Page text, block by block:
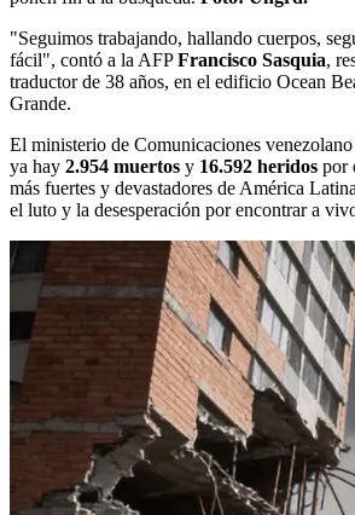
"Seguimos trabajando, hallando cuerpos,
fácil", contó a la AFPFrancisco Sasquia,
traductor de 38 años, en el edificio Ocean
Grande.
El ministerio de Comunicaciones
ya hay 2.954 muertos y 16.592 heridos por
más fuertes y devastadores de América
el luto y la desesperación por encontrar a